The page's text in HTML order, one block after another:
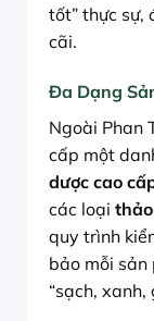
tốt” thực sự,
cãi.
Đa Dạng
Ngoài Phan
cấp một
dược cao
các loại
quy trình
bảo mỗi sản
“sạch,